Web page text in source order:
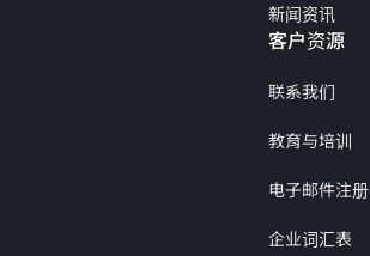
新闻资讯
客户资源
联系我们
教育与培训
电子邮件注册
企业词汇表